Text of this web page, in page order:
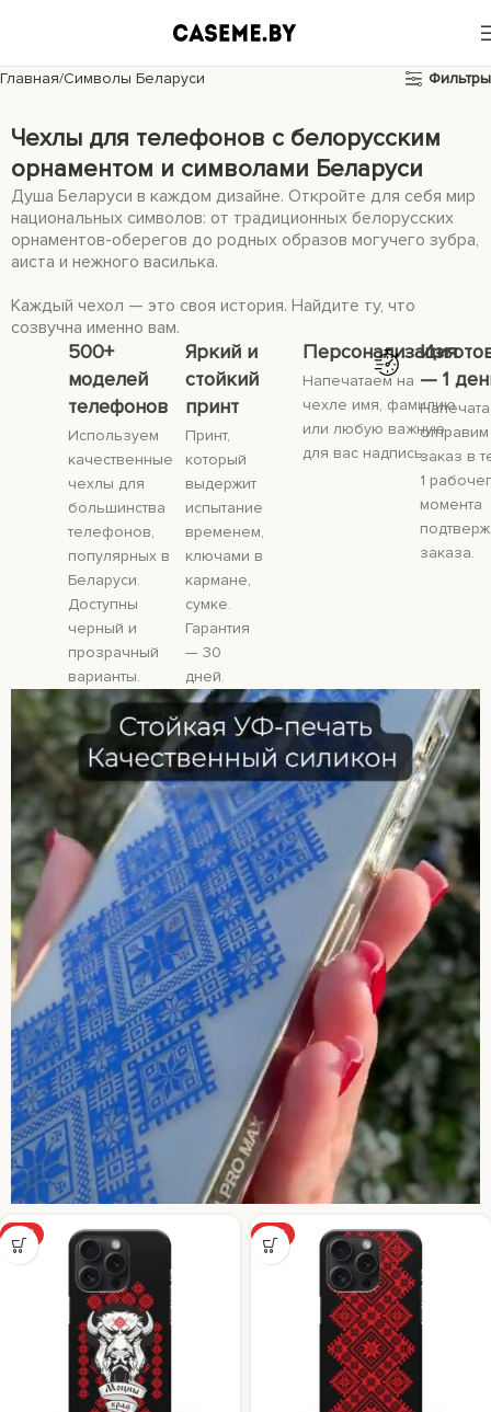
Главная Символы Беларуси Фильтры
Чехлы для телефонов с белорусским
орнаментом и символами Беларуси
Душа Беларуси в каждом дизайне. Откройте для себя мир
национальных символов: от традиционных белорусских
орнаментов-оберегов до родных образов могучего зубра,
аиста и нежного василька.
Каждый чехол — это своя история. Найдите ту, что
созвучна именно вам.
500+
моделей
телефонов
Используем
качественные
чехлы для
большинства
телефонов,
популярных в
Беларуси.
Доступны
черный и
прозрачный
варианты.
Яркий и
стойкий
принт
Принт,
который
выдержит
испытание
временем,
ключами в
кармане,
сумке.
Гарантия
— 30
дней.
Персонализация
Напечатаем на
чехле имя, фамилию
или любую важную
для вас надпись.
— 1
заказ в
1
момента
заказа.
ХИТ ХИТ